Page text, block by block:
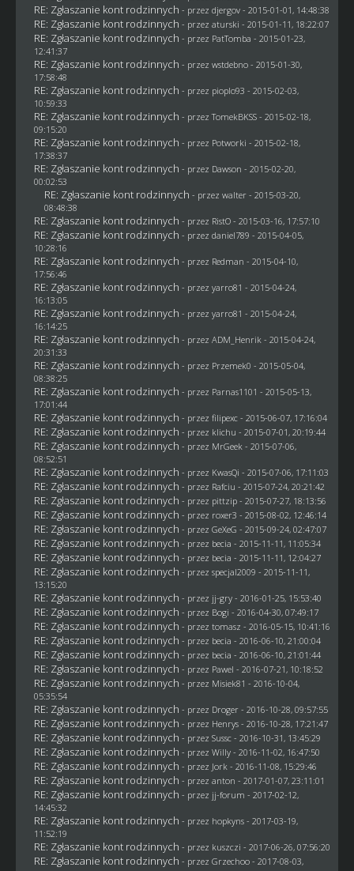
RE: Zgłaszanie kont rodzinnych - przez djergov- 2015-01-01, 14:48:38
RE: Zgłaszanie kont rodzinnych - przez aturski - 2015-01-11, 18:22:07
RE: Zgłaszanie kont rodzinnych - przez PatTomba - 2015-01-23,
12:41:37
RE: Zgłaszanie kont rodzinnych - przez wstdebno- 2015-01-30,
17:58:48
RE: Zgłaszanie kont rodzinnych - przez pioplo93 - 2015-02-03,
10:59:33
RE: Zgłaszanie kont rodzinnych - przezTomekBKSS- 2015-02-18,
09:15:20
RE: Zgłaszanie kont rodzinnych - przez Potworki - 2015-02-18,
17:38:37
RE: Zgłaszanie kont rodzinnych - przez Dawson - 2015-02-20,
00:02:53
RE: Zgłaszanie kont rodzinnych - przez walter- 2015-03-20,
08:48:38
RE: Zgłaszanie kont rodzinnych - przez RistO- 2015-03-16, 17:57:10
RE: Zgłaszanie kont rodzinnych - przez daniel789 - 2015-04-05,
10:28:16
RE: Zgłaszanie kont rodzinnych - przez Redman - 2015-04-10,
17:56:46
RE: Zgłaszanie kont rodzinnych - przez yarro81 - 2015-04-24,
16:13:05
RE: Zgłaszanie kont rodzinnych - przez yarro81 - 2015-04-24,
16:14:25
RE: Zgłaszanie kont rodzinnych - przez ADM_Henrik- 2015-04-24,
20:31:33
RE: Zgłaszanie kont rodzinnych - przez Przemek0 - 2015-05-04,
08:38:25
RE: Zgłaszanie kont rodzinnych - przez Parnas1101 - 2015-05-13,
17:01:44
RE: Zgłaszanie kont rodzinnych - przez filipexc- 2015-06-07, 17:16:04
RE: Zgłaszanie kont rodzinnych - przez klichu - 2015-07-01, 20:19:44
RE: Zgłaszanie kont rodzinnych - przez MrGeek- 2015-07-06,
08:52:51
RE: Zgłaszanie kont rodzinnych - przez KwasQi - 2015-07-06, 17:11:03
RE: Zgłaszanie kont rodzinnych - przez Rafciu - 2015-07-24, 20:21:42
RE: Zgłaszanie kont rodzinnych - przez pittzip- 2015-07-27, 18:13:56
RE: Zgłaszanie kont rodzinnych - przez roxer3 - 2015-08-02, 12:46:14
RE: Zgłaszanie kont rodzinnych - przez GeXeG - 2015-09-24, 02:47:07
RE: Zgłaszanie kont rodzinnych - przez becia - 2015-11-11, 11:05:34
RE: Zgłaszanie kont rodzinnych - przez becia - 2015-11-11, 12:04:27
RE: Zgłaszanie kont rodzinnych - przez specjal2009 - 2015-11-11,
13:15:20
RE: Zgłaszanie kont rodzinnych - przez jj-gry- 2016-01-25, 15:53:40
RE: Zgłaszanie kont rodzinnych - przez Bogi - 2016-04-30, 07:49:17
RE: Zgłaszanie kont rodzinnych - przez tomasz - 2016-05-15, 10:41:16
RE: Zgłaszanie kont rodzinnych - przez becia - 2016-06-10, 21:00:04
RE: Zgłaszanie kont rodzinnych - przez becia - 2016-06-10, 21:01:44
RE: Zgłaszanie kont rodzinnych - przez Pawel - 2016-07-21, 10:18:52
RE: Zgłaszanie kont rodzinnych - przez Misiek81 - 2016-10-04,
05:35:54
RE: Zgłaszanie kont rodzinnych - przez Droger- 2016-10-28, 09:57:55
RE: Zgłaszanie kont rodzinnych - przez Henrys- 2016-10-28, 17:21:47
RE: Zgłaszanie kont rodzinnych - przez Sussc- 2016-10-31, 13:45:29
RE: Zgłaszanie kont rodzinnych - przez Willy- 2016-11-02, 16:47:50
RE: Zgłaszanie kont rodzinnych - przez Jork- 2016-11-08, 15:29:46
RE: Zgłaszanie kont rodzinnych - przez anton - 2017-01-07, 23:11:01
RE: Zgłaszanie kont rodzinnych - przez jj-forum - 2017-02-12,
14:45:32
RE: Zgłaszanie kont rodzinnych - przez hopkyns- 2017-03-19,
11:52:19
RE: Zgłaszanie kont rodzinnych - przez kuszczi - 2017-06-26, 07:56:20
RE: Zgłaszanie kont rodzinnych - przez Grzechoo- 2017-08-03,